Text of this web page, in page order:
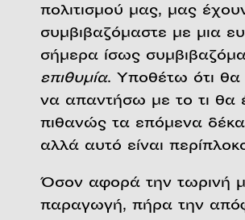
πολιτισμού μας, μας
συμβιβαζόμαστε με μια
σήμερα ίσως
επιθυμία. Υποθέτω ότι
να απαντήσω με το τι θα
πιθανώς τα επόμενα
αλλά αυτό είναι
Όσον αφορά την τωρινή
παραγωγή, πήρα την